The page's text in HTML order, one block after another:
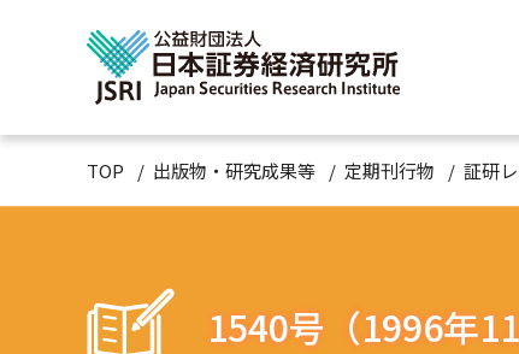
TOP 出版物・研究成果等 定期刊行物 証研
1540号（1996年11